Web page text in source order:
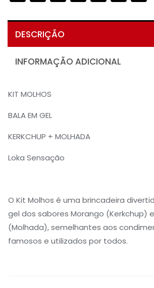
DESCRIÇÃO
INFORMAÇÃO ADICIONAL
KIT MOLHOS
BALA EM GEL
KERKCHUP + MOLHADA
Loka Sensação
O Kit Molhos é uma brincadeira
gel dos sabores Morango (Kerkchup)
(Molhada), semelhantes aos
famosos e utilizados por todos.